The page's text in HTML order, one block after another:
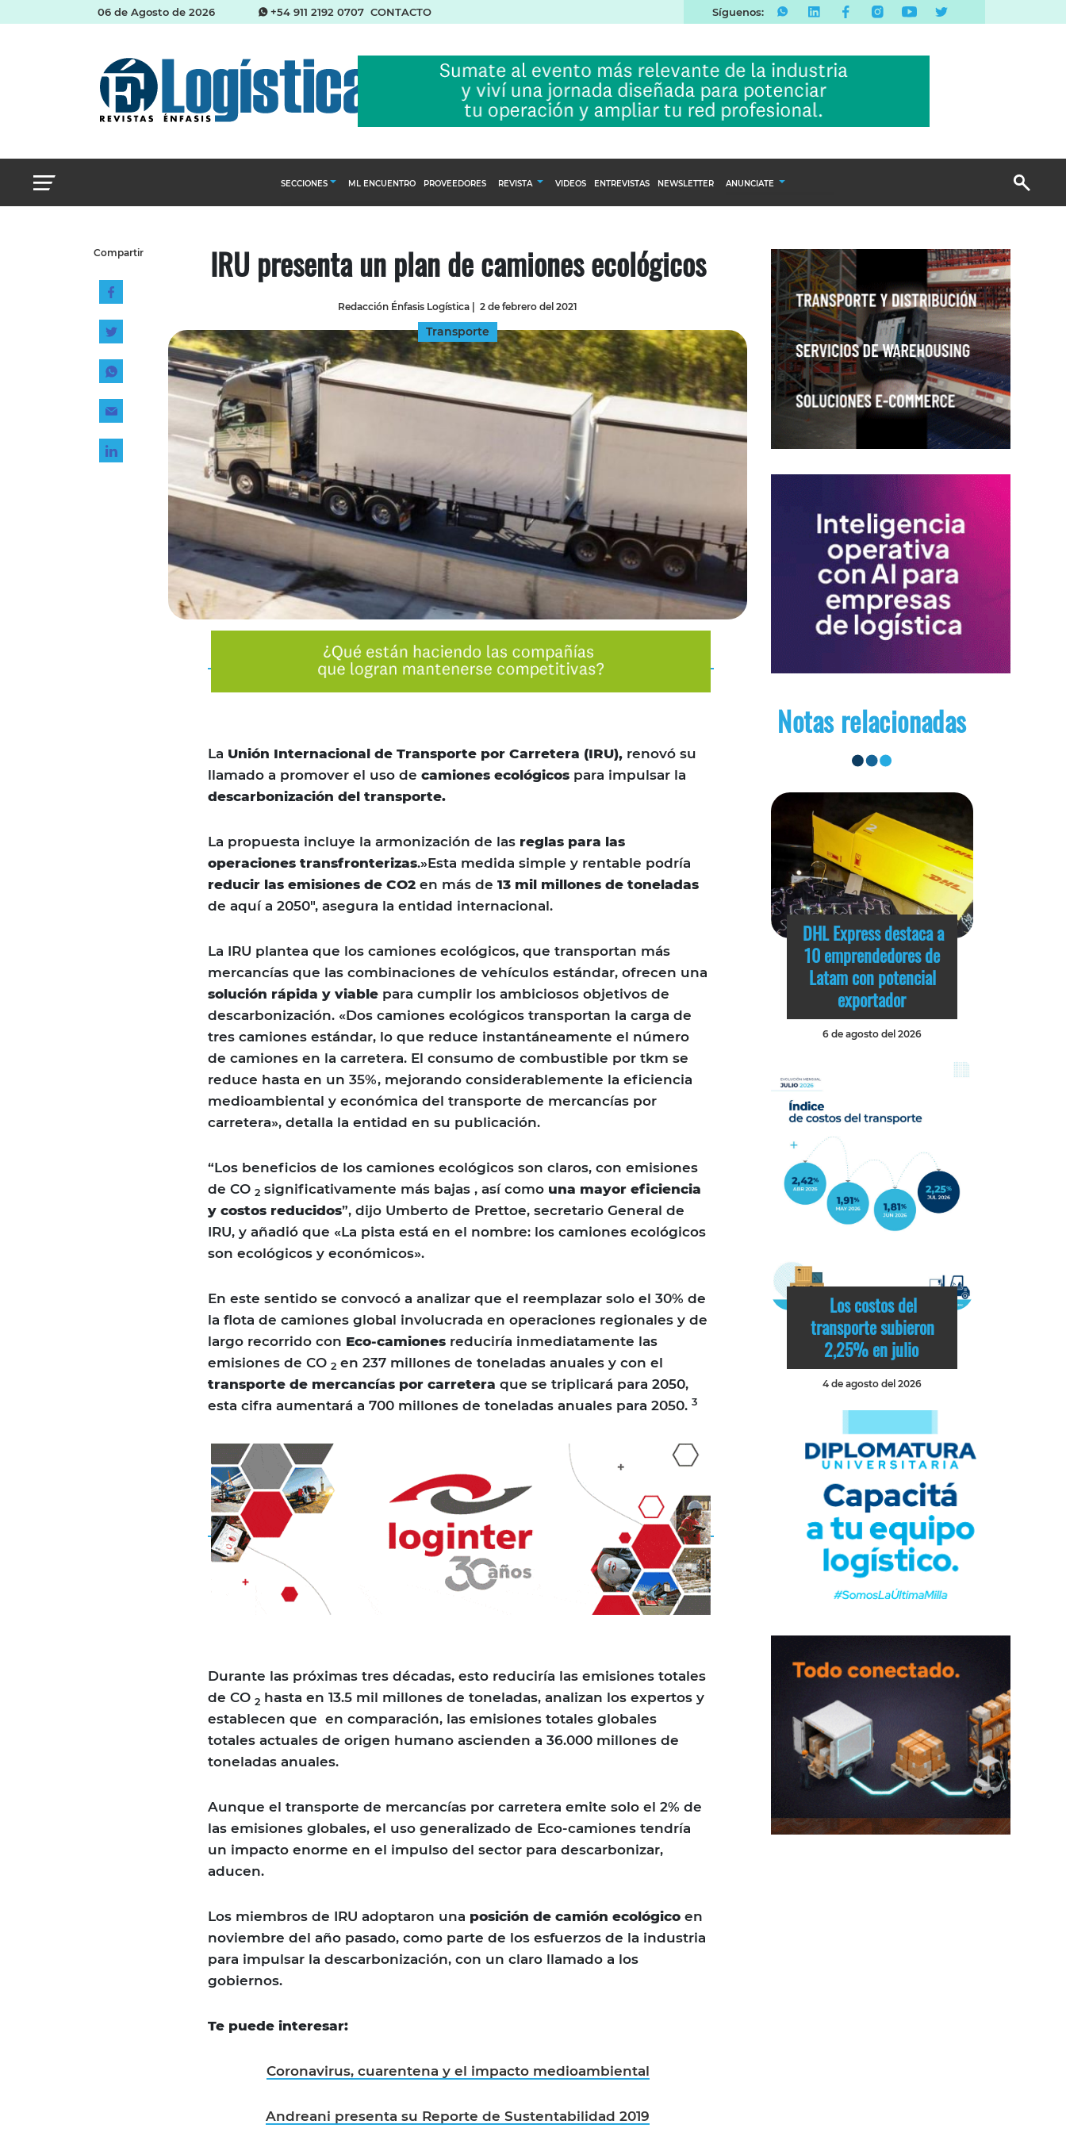
06 de Agosto de 2026 +54 911 2192 0707 CONTACTO Síguenos:
SECCIONES
Almacenes e inventarios
Logística y distribución
Management
Tecnología
Transporte
ML ENCUENTRO PROVEEDORES REVISTA
INGRESAR
SUSCRÍBASE
VIDEOS ENTREVISTAS NEWSLETTER ANUNCIATE
Email Marketing
Branded Content
Publicidad Revista
Compartir IRU presenta un plan de camiones ecológicos
Redacción Énfasis Logística 2 de febrero del 2021
Transporte
La Unión Internacional de Transporte por Carretera (IRU), renovó su
llamado a promover el uso de camiones ecológicos para impulsar la
descarbonización del transporte.
La propuesta incluye la armonización de las reglas para las
operaciones transfronterizas.»Esta medida simple y rentable podría
reducir las emisiones de CO2 en más de 13 mil millones de toneladas
de aquí a 2050″, asegura la entidad internacional.
La IRU plantea que los camiones ecológicos, que transportan más
mercancías que las combinaciones de vehículos estándar, ofrecen una
solución rápida y viable para cumplir los ambiciosos objetivos de
descarbonización. «Dos camiones ecológicos transportan la carga de
tres camiones estándar, lo que reduce instantáneamente el número
de camiones en la carretera. El consumo de combustible por tkm se
reduce hasta en un 35%, mejorando considerablemente la eficiencia
medioambiental y económica del transporte de mercancías por
carretera», detalla la entidad en su publicación.
“Los beneficios de los camiones ecológicos son claros, con emisiones
de CO 2 significativamente más bajas , así como una mayor eficiencia
y costos reducidos”, dijo Umberto de Prettoe, secretario General de
IRU, y añadió que «La pista está en el nombre: los camiones ecológicos
son ecológicos y económicos».
En este sentido se convocó a analizar que el reemplazar solo el 30% de
la flota de camiones global involucrada en operaciones regionales y de
largo recorrido con Eco-camiones reduciría inmediatamente las
emisiones de CO 2 en 237 millones de toneladas anuales y con el
transporte de mercancías por carretera que se triplicará para 2050,
esta cifra aumentará a 700 millones de toneladas anuales para 2050. 3
Durante las próximas tres décadas, esto reduciría las emisiones totales
de CO 2 hasta en 13.5 mil millones de toneladas, analizan los expertos y
establecen que en comparación, las emisiones totales globales
totales actuales de origen humano ascienden a 36.000 millones de
toneladas anuales.
Aunque el transporte de mercancías por carretera emite solo el 2% de
las emisiones globales, el uso generalizado de Eco-camiones tendría
un impacto enorme en el impulso del sector para descarbonizar,
aducen.
Los miembros de IRU adoptaron una posición de camión ecológico en
noviembre del año pasado, como parte de los esfuerzos de la industria
para impulsar la descarbonización, con un claro llamado a los
gobiernos.
Te puede interesar:
Coronavirus, cuarentena y el impacto medioambiental
Andreani presenta su Reporte de Sustentabilidad 2019
Notas relacionadas
DHL Express destaca a
10 emprendedores de
Latam con potencial
exportador
6 de agosto del 2026
Los costos del
transporte subieron
2,25% en julio
4 de agosto del 2026